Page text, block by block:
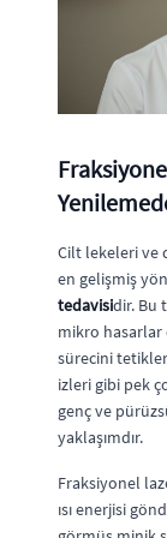
Cilt lekeleri ve
en gelişmiş
tedavisidir. Bu
mikro
sürecini
izleri gibi pek
genç ve
yaklaşımdır.
Fraksiyonel
ısı enerjisi